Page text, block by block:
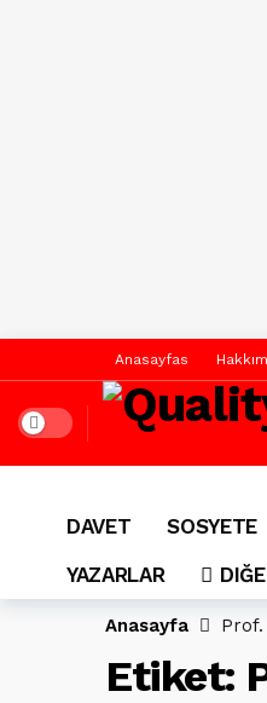
Anasayfas
Dark mode
DAVET SOSYETE
YAZARLAR
Anasayfa
Etiket: